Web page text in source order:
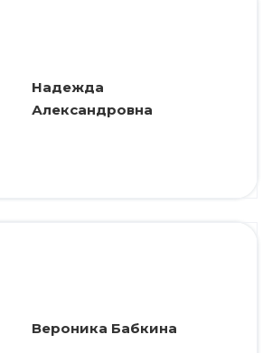
Надежда
Александровна
Вероника Бабкина